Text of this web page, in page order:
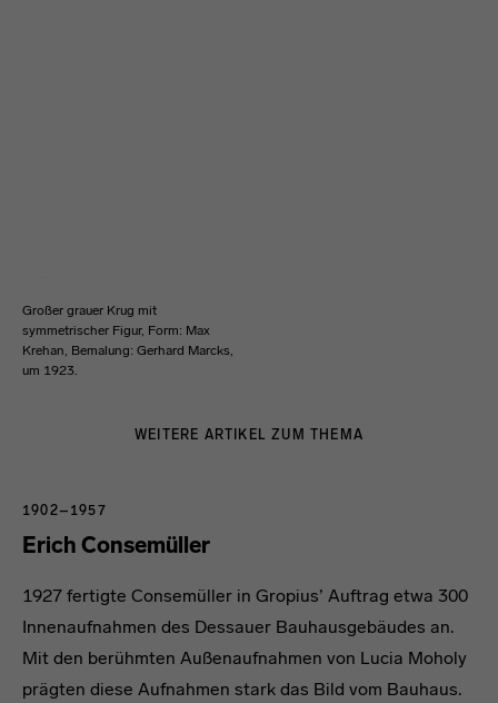
Großer grauer Krug mit
symmetrischer Figur, Form: Max
Krehan, Bemalung: Gerhard Marcks,
um 1923.
WEITERE ARTIKEL ZUM THEMA
Erich Consemüller
1902–1957
1927 fertigte Consemüller in Gropius’ Auftrag etwa 300
Innenaufnahmen des Dessauer Bauhausgebäudes an.
Mit den berühmten Außenaufnahmen von Lucia Moholy
prägten diese Aufnahmen stark das Bild vom Bauhaus.